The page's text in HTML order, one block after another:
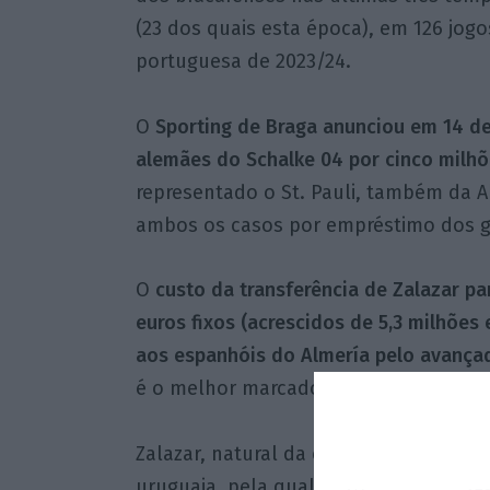
(23 dos quais esta época), em 126
portuguesa de 2023/24.
O Sporting de Braga anunciou em 14
alemães do Schalke 04 por cinco
representado o St. Pauli, também da
ambos os casos por empréstimo dos
O custo da transferência de Zalazar
euros fixos (acrescidos de 5,3
aos espanhóis do Almería pelo
é o melhor marcador da I Liga na
Zalazar, natural da cidade espanhola